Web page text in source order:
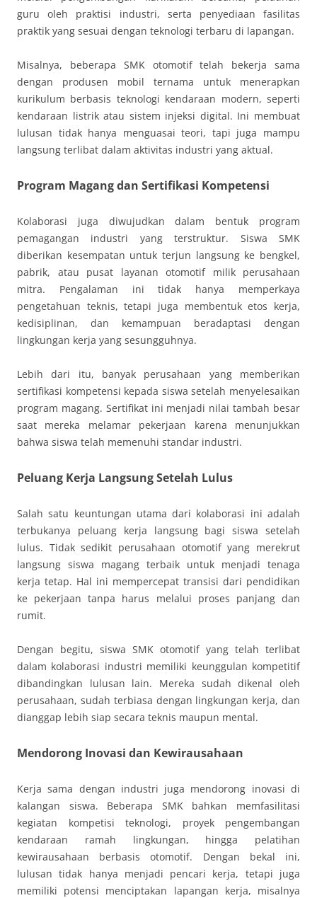
guru oleh praktisi industri, serta penyediaan fasilitas
praktik yang sesuai dengan teknologi terbaru di lapangan.
Misalnya, beberapa SMK otomotif telah bekerja sama
dengan produsen mobil ternama untuk menerapkan
kurikulum berbasis teknologi kendaraan modern, seperti
kendaraan listrik atau sistem injeksi digital. Ini membuat
lulusan tidak hanya menguasai teori, tapi juga mampu
langsung terlibat dalam aktivitas industri yang aktual.
Program Magang dan Sertifikasi Kompetensi
Kolaborasi juga diwujudkan dalam bentuk program
pemagangan industri yang terstruktur. Siswa SMK
diberikan kesempatan untuk terjun langsung ke bengkel,
pabrik, atau pusat layanan otomotif milik perusahaan
mitra. Pengalaman ini tidak hanya memperkaya
pengetahuan teknis, tetapi juga membentuk etos kerja,
kedisiplinan, dan kemampuan beradaptasi dengan
lingkungan kerja yang sesungguhnya.
Lebih dari itu, banyak perusahaan yang memberikan
sertifikasi kompetensi kepada siswa setelah menyelesaikan
program magang. Sertifikat ini menjadi nilai tambah besar
saat mereka melamar pekerjaan karena menunjukkan
bahwa siswa telah memenuhi standar industri.
Peluang Kerja Langsung Setelah Lulus
Salah satu keuntungan utama dari kolaborasi ini adalah
terbukanya peluang kerja langsung bagi siswa setelah
lulus. Tidak sedikit perusahaan otomotif yang merekrut
langsung siswa magang terbaik untuk menjadi tenaga
kerja tetap. Hal ini mempercepat transisi dari pendidikan
ke pekerjaan tanpa harus melalui proses panjang dan
rumit.
Dengan begitu, siswa SMK otomotif yang telah terlibat
dalam kolaborasi industri memiliki keunggulan kompetitif
dibandingkan lulusan lain. Mereka sudah dikenal oleh
perusahaan, sudah terbiasa dengan lingkungan kerja, dan
dianggap lebih siap secara teknis maupun mental.
Mendorong Inovasi dan Kewirausahaan
Kerja sama dengan industri juga mendorong inovasi di
kalangan siswa. Beberapa SMK bahkan memfasilitasi
kegiatan kompetisi teknologi, proyek pengembangan
kendaraan ramah lingkungan, hingga pelatihan
kewirausahaan berbasis otomotif. Dengan bekal ini,
lulusan tidak hanya menjadi pencari kerja, tetapi juga
memiliki potensi menciptakan lapangan kerja, misalnya